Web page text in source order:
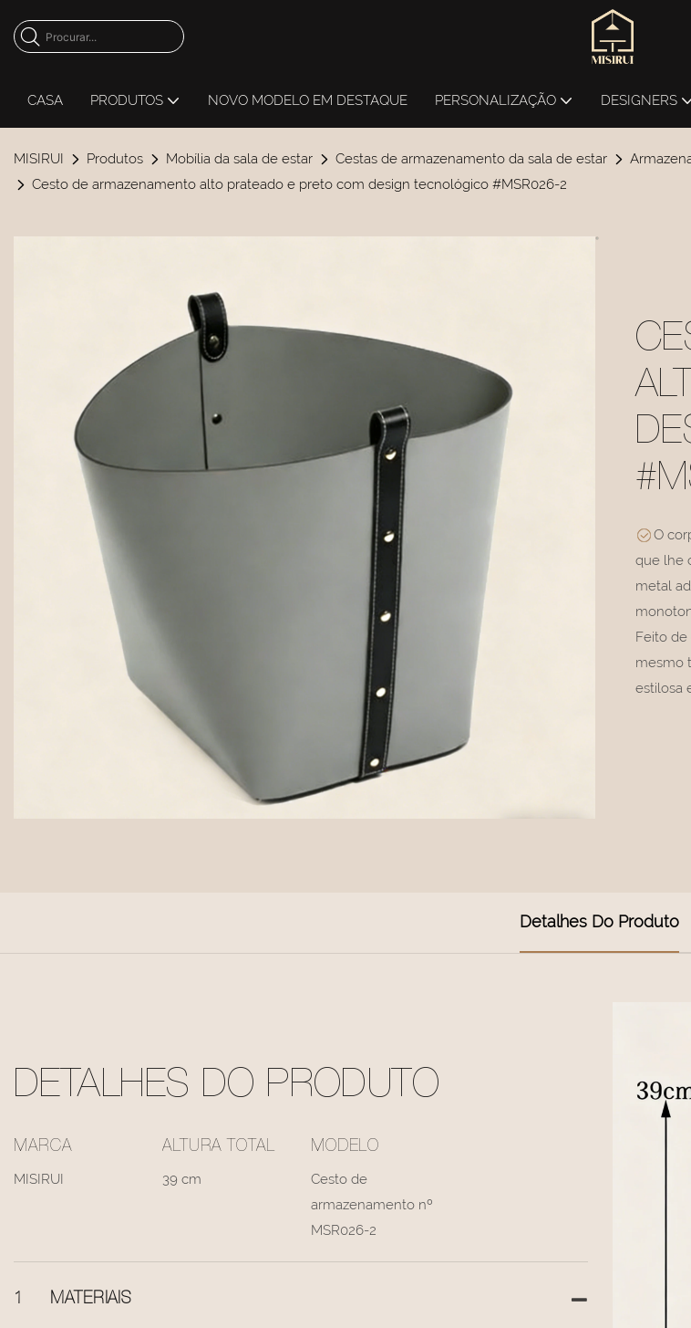
CASA PRODUTOS NOVO MODELO EM DESTAQUE PERSONALIZAÇÃO DESIGNERS
MISIRUI Produtos Mobília da sala de estar Cestas de armazenamento da sala de estar
Cesto de armazenamento alto prateado e preto com design tecnológico #MSR026-2
O
que lhe
metal
Feito
mesmo
estilosa
Detalhes Do Produto
DETALHES DO PRODUTO
MARCA
MISIRUI
ALTURA TOTAL
39 cm
MODELO
Cesto de
armazenamento nº
MSR026-2
1 MATERIAIS